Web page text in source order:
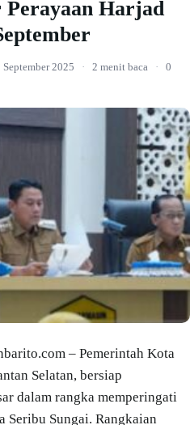
Harjad
September 2025 · 2 menit baca ·
0
– Pemerintah Kota
Selatan, bersiap
dalam rangka memperingati
Sungai. Rangkaian